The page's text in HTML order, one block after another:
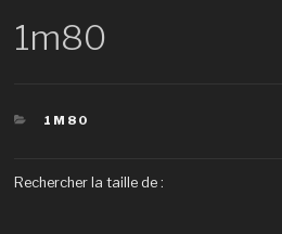
1m80
CATÉGORIES
1M80
Rechercher la taille de :